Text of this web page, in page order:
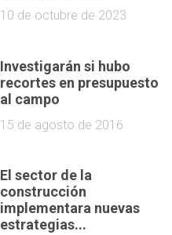
10 de octubre de 2023
Investigarán si hubo
recortes en presupuesto
al campo
15 de agosto de 2016
El sector de la
construcción
implementara nuevas
estrategias...